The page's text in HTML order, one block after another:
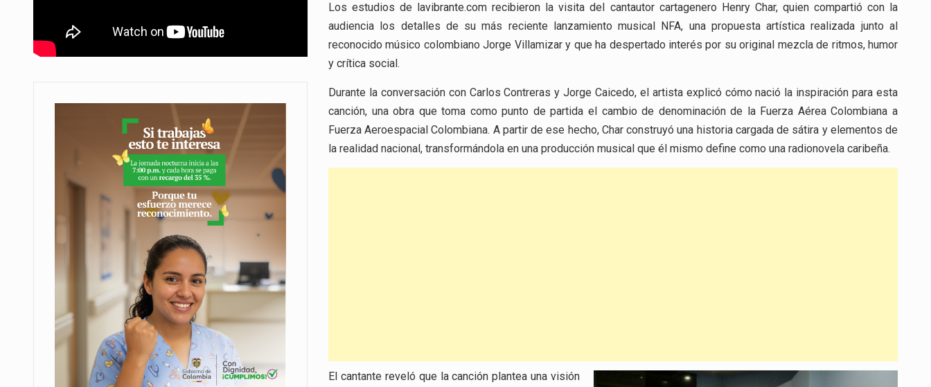
Los estudios de lavibrante.com recibieron la visita del cantautor cartagenero Henry Char, quien compartió con la
audiencia los detalles de su más reciente lanzamiento musical NFA, una propuesta artística realizada junto al
reconocido músico colombiano Jorge Villamizar y que ha despertado interés por su original mezcla de ritmos, humor
y crítica social.
Durante la conversación con Carlos Contreras y Jorge Caicedo, el artista explicó cómo nació la inspiración para esta
canción, una obra que toma como punto de partida el cambio de denominación de la Fuerza Aérea Colombiana a
Fuerza Aeroespacial Colombiana. A partir de ese hecho, Char construyó una historia cargada de sátira y elementos de
la realidad nacional, transformándola en una producción musical que él mismo define como una radionovela caribeña.
El cantante reveló que la canción plantea una visión